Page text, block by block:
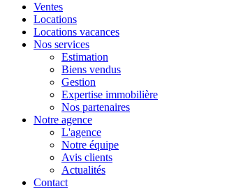
Ventes
Locations
Locations vacances
Nos services
Estimation
Biens vendus
Gestion
Expertise immobilière
Nos partenaires
Notre agence
L'agence
Notre équipe
Avis clients
Actualités
Contact